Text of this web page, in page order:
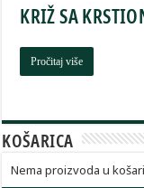
KRIŽ SA
Pročitaj više
KOŠARICA
Nema proizvoda u